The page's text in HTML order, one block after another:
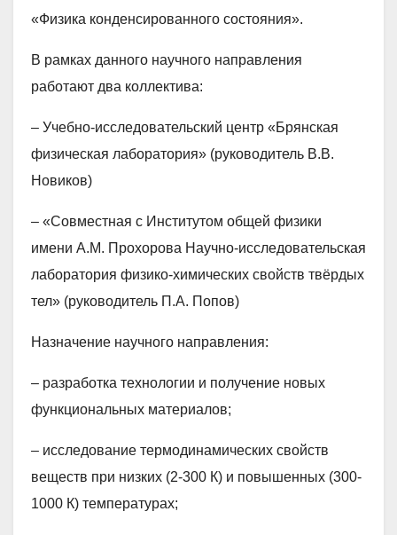
«Физика конденсированного состояния».
В рамках данного научного направления
работают два коллектива:
– Учебно-исследовательский центр «Брянская
физическая лаборатория» (руководитель В.В.
Новиков)
– «Совместная с Институтом общей физики
имени А.М. Прохорова Научно-исследовательская
лаборатория физико-химических свойств твёрдых
тел» (руководитель П.А. Попов)
Назначение научного направления:
– разработка технологии и получение новых
функциональных материалов;
– исследование термодинамических свойств
веществ при низких (2-300 К) и повышенных (300-
1000 К) температурах;